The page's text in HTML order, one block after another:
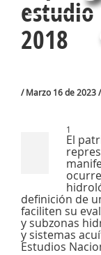
estudio
2018
/ Marzo 16 de 2023
1
El
definición de
faciliten su
y subzonas
y sistemas
Estudios